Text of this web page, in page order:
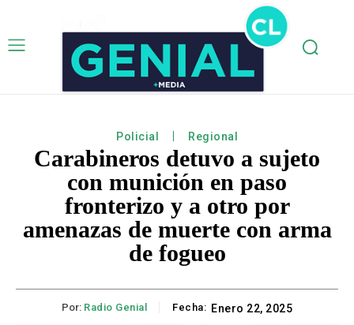
Policial Regional
Carabineros detuvo a sujeto
con munición en paso
fronterizo y a otro por
amenazas de muerte con arma
de fogueo
Por: Radio Genial Fecha: Enero 22, 2025